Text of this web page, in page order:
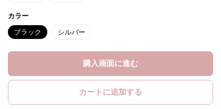
カラー
ブラック シルバー
購入画面に進む
カートに追加する